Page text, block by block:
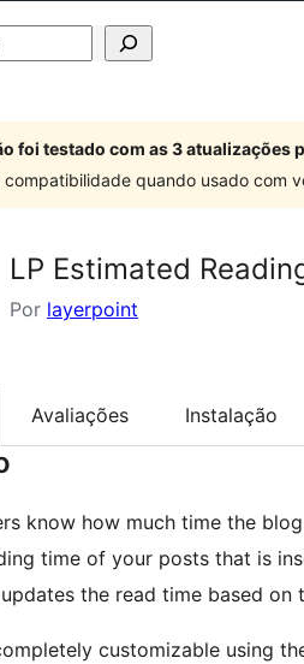
foi testado com as 3 atualizações
quando usado com
LP Estimated
Por layerpoint
Avaliações Instalação
know how much time the
time of your posts that is
the read time based on
customizable using